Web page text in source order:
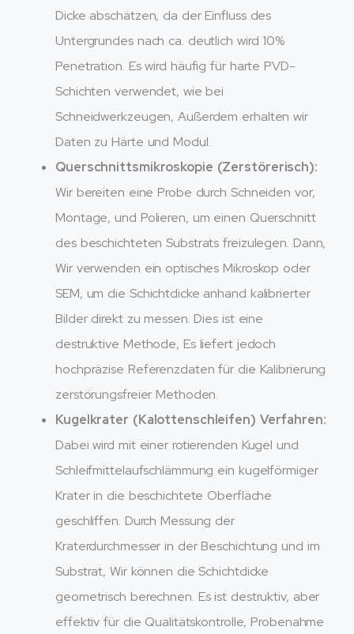
Dicke abschätzen, da der Einfluss des
Untergrundes nach ca. deutlich wird 10%
Penetration. Es wird häufig für harte PVD-
Schichten verwendet, wie bei
Schneidwerkzeugen, Außerdem erhalten wir
Daten zu Härte und Modul.
Querschnittsmikroskopie (Zerstörerisch):
Wir bereiten eine Probe durch Schneiden vor,
Montage, und Polieren, um einen Querschnitt
des beschichteten Substrats freizulegen. Dann,
Wir verwenden ein optisches Mikroskop oder
SEM, um die Schichtdicke anhand kalibrierter
Bilder direkt zu messen. Dies ist eine
destruktive Methode, Es liefert jedoch
hochpräzise Referenzdaten für die Kalibrierung
zerstörungsfreier Methoden.
Kugelkrater (Kalottenschleifen) Verfahren:
Dabei wird mit einer rotierenden Kugel und
Schleifmittelaufschlämmung ein kugelförmiger
Krater in die beschichtete Oberfläche
geschliffen. Durch Messung der
Kraterdurchmesser in der Beschichtung und im
Substrat, Wir können die Schichtdicke
geometrisch berechnen. Es ist destruktiv, aber
effektiv für die Qualitätskontrolle, Probenahme